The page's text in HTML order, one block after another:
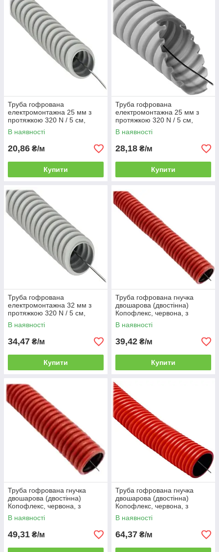
Труба гофрована
електромонтажна 25 мм з
протяжкою 320 N / 5 см,
світло-сіра (ПВХ), (КОПОС
Монофлекс) бухта 50 м
В наявності
20,86 ₴/м
Купити
Труба гофрована
електромонтажна 25 мм з
протяжкою 320 N / 5 см,
світло-сіра (ПВХ), (КОПОС
Монофлекс) бухта 50 м
В наявності
28,18 ₴/м
Купити
Труба гофрована
електромонтажна 32 мм з
протяжкою 320 N / 5 см,
світло-сіра (ПВХ), (КОПОС
Монофлекс) бухта 50 м
В наявності
34,47 ₴/м
Купити
Труба гофрована гнучка
двошарова (двостінна)
Копофлекс, червона, з
протяжкою, з муфтою, 40
мм, HDPE, бухта 50 м
В наявності
39,42 ₴/м
Купити
Труба гофрована гнучка
двошарова (двостінна)
Копофлекс, червона, з
протяжкою, з муфтою, 50
мм, HDPE, бухта 50 м
В наявності
49,31 ₴/м
Труба гофрована гнучка
двошарова (двостінна)
Копофлекс, червона, з
протяжкою, з муфтою, 63
мм, HDPE, бухта 50 м
В наявності
64,37 ₴/м